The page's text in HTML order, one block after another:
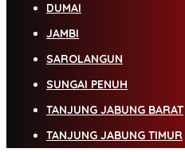
DUMAI
JAMBI
SAROLANGUN
SUNGAI PENUH
TANJUNG JABUNG BARAT
TANJUNG JABUNG TIMUR